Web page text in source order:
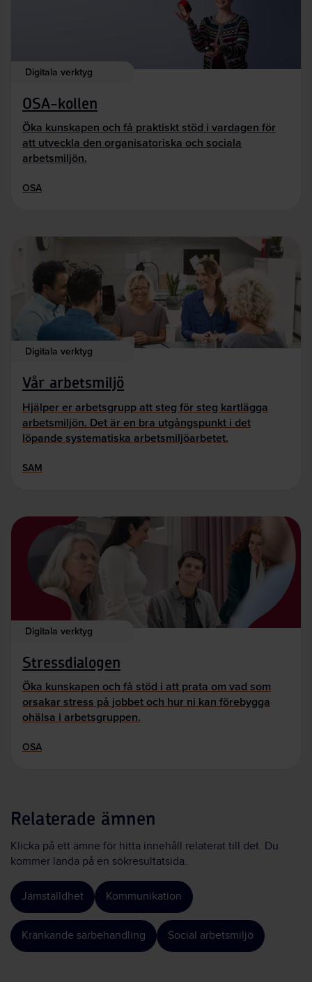
Digitala verktyg
OSA-kollen
Öka kunskapen och få praktiskt stöd i vardagen för
att utveckla den organisatoriska och sociala
arbetsmiljön.
OSA
Digitala verktyg
Vår arbetsmiljö
Hjälper er arbetsgrupp att steg för steg kartlägga
arbetsmiljön. Det är en bra utgångspunkt i det
löpande systematiska arbetsmiljöarbetet.
SAM
Digitala verktyg
Stressdialogen
Öka kunskapen och få stöd i att prata om vad som
orsakar stress på jobbet och hur ni kan förebygga
ohälsa i arbetsgruppen.
OSA
Relaterade ämnen
Klicka på ett ämne för hitta innehåll relaterat till det. Du
kommer landa på en sökresultatsida.
Jämställdhet Kommunikation
Kränkande särbehandling Social arbetsmiljö